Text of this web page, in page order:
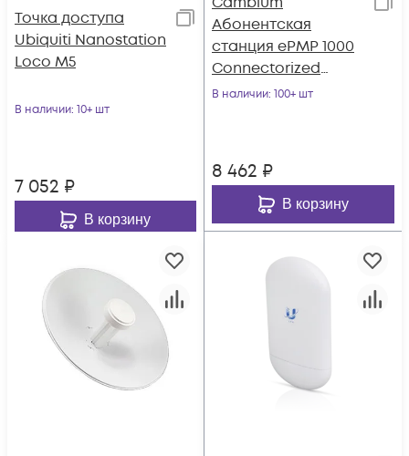
Точка доступа
Ubiquiti Nanostation
Loco M5
В наличии: 10+ шт
7 052 ₽
В корзину
Абонентская
станция ePMP 1000
Connectorized
Radio, 2.4 ГГц
В наличии: 100+ шт
8 462 ₽
В корзину